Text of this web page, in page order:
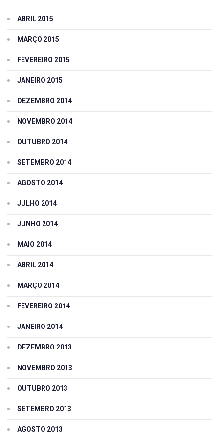
ABRIL 2015
MARÇO 2015
FEVEREIRO 2015
JANEIRO 2015
DEZEMBRO 2014
NOVEMBRO 2014
OUTUBRO 2014
SETEMBRO 2014
AGOSTO 2014
JULHO 2014
JUNHO 2014
MAIO 2014
ABRIL 2014
MARÇO 2014
FEVEREIRO 2014
JANEIRO 2014
DEZEMBRO 2013
NOVEMBRO 2013
OUTUBRO 2013
SETEMBRO 2013
AGOSTO 2013